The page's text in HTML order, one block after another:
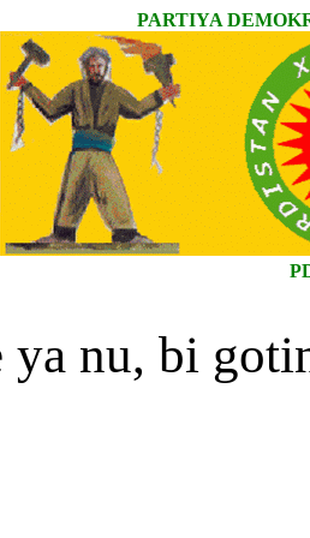
PARTIYA
ya nu, bi